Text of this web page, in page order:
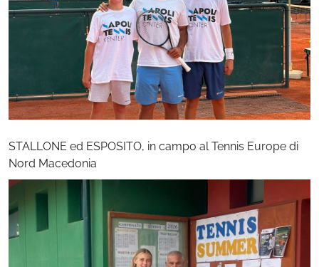
STALLONE ed ESPOSITO, in campo al Tennis Europe di
Nord Macedonia